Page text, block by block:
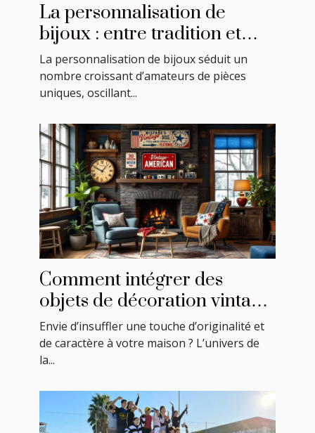
La personnalisation de
bijoux : entre tradition et
modernité
La personnalisation de bijoux séduit un
nombre croissant d’amateurs de pièces
uniques, oscillant...
Comment intégrer des
objets de décoration vintage
américains dans votre
intérieur ?
Envie d’insuffler une touche d’originalité et
de caractère à votre maison ? L’univers de
la...